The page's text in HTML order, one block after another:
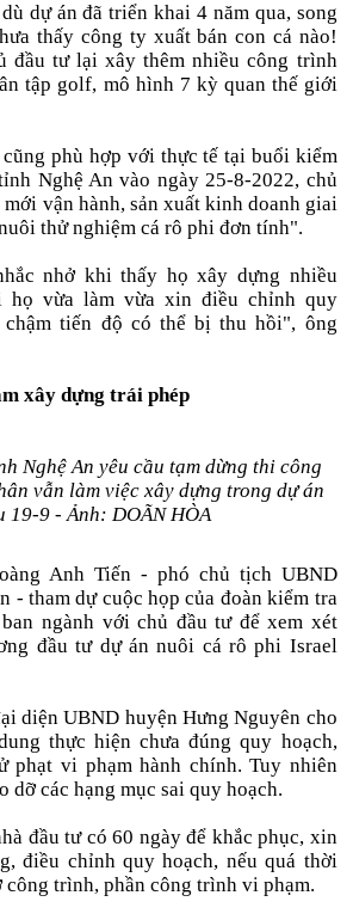
dự án đã triển khai 4 năm qua, song
thấy công ty xuất bán con cá nào!
đầu tư lại xây thêm nhiều công trình
tập golf, mô hình 7 kỳ quan thế giới
phù hợp với thực tế tại buổi kiểm
Nghệ An vào ngày 25-8-2022, chủ
mới vận hành, sản xuất kinh doanh giai
thử nghiệm cá rô phi đơn tính".
nhở khi thấy họ xây dựng nhiều
họ vừa làm vừa xin điều chỉnh quy
tiến độ có thể bị thu hồi", ông
xây dựng trái phép
Nghệ An yêu cầu tạm dừng thi công
vẫn làm việc xây dựng trong dự án
19-9 - Ảnh: DOÃN HÒA
Anh Tiến - phó chủ tịch UBND
- tham dự cuộc họp của đoàn kiểm tra
ngành với chủ đầu tư để xem xét
đầu tư dự án nuôi cá rô phi Israel
diện UBND huyện Hưng Nguyên cho
thực hiện chưa đúng quy hoạch,
phạt vi phạm hành chính. Tuy nhiên
dỡ các hạng mục sai quy hoạch.
đầu tư có 60 ngày để khắc phục, xin
điều chỉnh quy hoạch, nếu quá thời
công trình, phần công trình vi phạm.